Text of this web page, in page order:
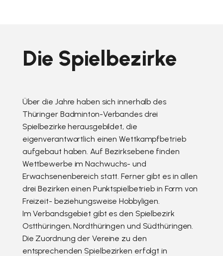
Die Spielbezirke
Über die Jahre haben sich innerhalb des
Thüringer Badminton-Verbandes drei
Spielbezirke herausgebildet, die
eigenverantwortlich einen Wettkampfbetrieb
aufgebaut haben. Auf Bezirksebene finden
Wettbewerbe im Nachwuchs- und
Erwachsenenbereich statt. Ferner gibt es in allen
drei Bezirken einen Punktspielbetrieb in Form von
Freizeit- beziehungsweise Hobbyligen.
Im Verbandsgebiet gibt es den Spielbezirk
Ostthüringen, Nordthüringen und Südthüringen.
Die Zuordnung der Vereine zu den
entsprechenden Spielbezirken erfolgt in